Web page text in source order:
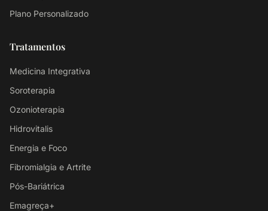
Plano Personalizado
Tratamentos
Medicina Integrativa
Soroterapia
Ozonioterapia
Hidrovitalis
Energia e Foco
Fibromialgia e Artrite
Pós-Bariátrica
Emagreça+